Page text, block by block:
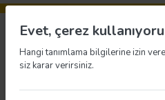
Evet, çerez
Hangi tanımlama bilgilerine izin
siz karar verirsiniz.